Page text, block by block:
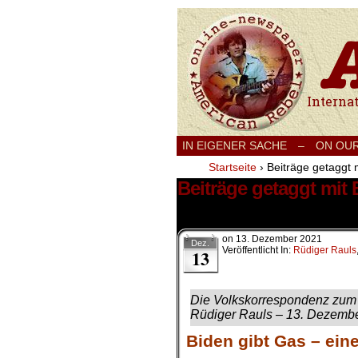
IN EIGENER SACHE – ON
Startseite › Beiträge getaggt
Beiträge getaggt mit
Dez.
13
on 13. Dezember 2021
Veröffentlicht In: Rüdiger Rauls,
Die Volkskorrespondenz
Rüdiger Rauls – 13.
Biden gibt Gas –